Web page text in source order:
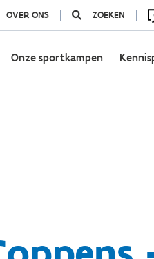
OVER ONS ZOEKEN
Onze sportkampen